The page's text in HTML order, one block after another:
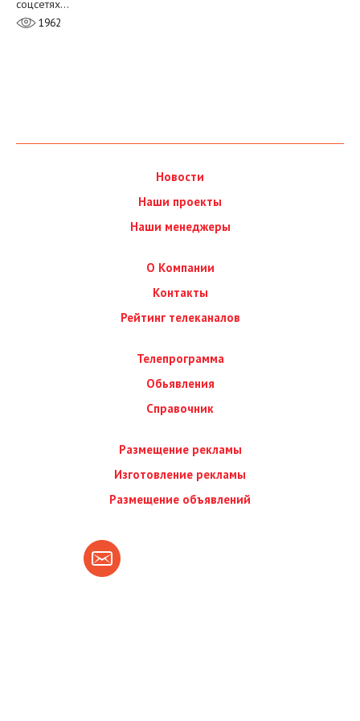
соцсетях…
1962
Новости
Наши проекты
Наши менеджеры
О Компании
Контакты
Рейтинг телеканалов
Телепрограмма
Обьявления
Справочник
Размещение рекламы
Изготовление рекламы
Размещение объявлений